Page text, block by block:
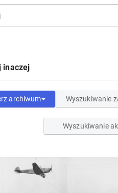
inaczej
archiwum Wyszukiwanie
Wyszukiwanie